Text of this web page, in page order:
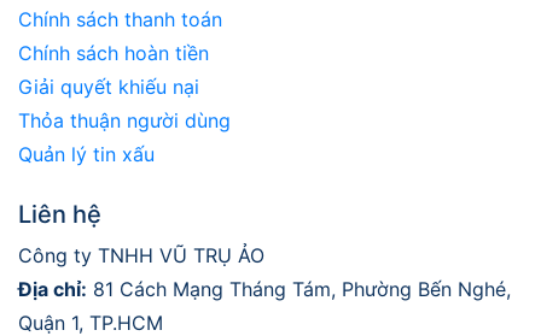
Chính sách thanh toán
Chính sách hoàn tiền
Giải quyết khiếu nại
Thỏa thuận người dùng
Quản lý tin xấu
Liên hệ
Công ty TNHH VŨ TRỤ ẢO
Địa chỉ: 81 Cách Mạng Tháng Tám, Phường Bến Nghé,
Quận 1, TP.HCM